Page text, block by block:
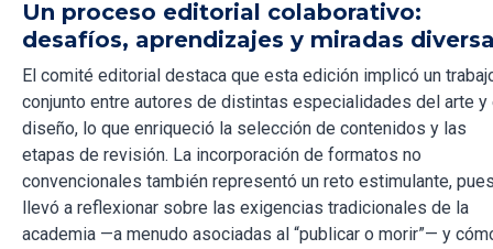
Un proceso editorial colaborativo:
desafíos, aprendizajes y miradas
El comité editorial destaca que esta edición implicó un
conjunto entre autores de distintas especialidades del arte y
diseño, lo que enriqueció la selección de contenidos y las
etapas de revisión. La incorporación de formatos no
convencionales también representó un reto estimulante,
llevó a reflexionar sobre las exigencias tradicionales de la
academia —a menudo asociadas al “publicar o morir”— y